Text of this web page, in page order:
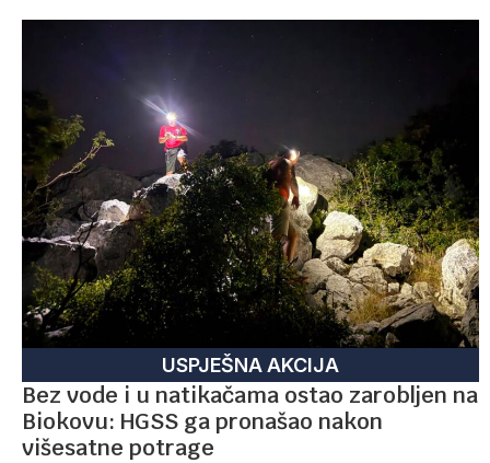
USPJEŠNA AKCIJA
Bez vode i u natikačama ostao zarobljen na
Biokovu: HGSS ga pronašao nakon
višesatne potrage